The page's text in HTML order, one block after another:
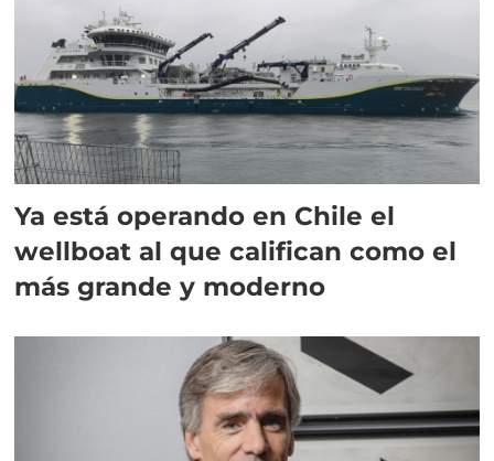
Ya está operando en Chile el
wellboat al que califican como el
más grande y moderno